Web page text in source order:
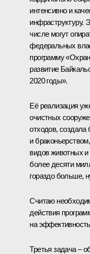
интенсивно и
инфраструктуру.
числе могут
федеральных
программу
развитие
2020 годы».
Её реализация
очистных
отходов,
и
видов животных
более десяти
гораздо больше,
Считаю
действия
на
Третья задача –